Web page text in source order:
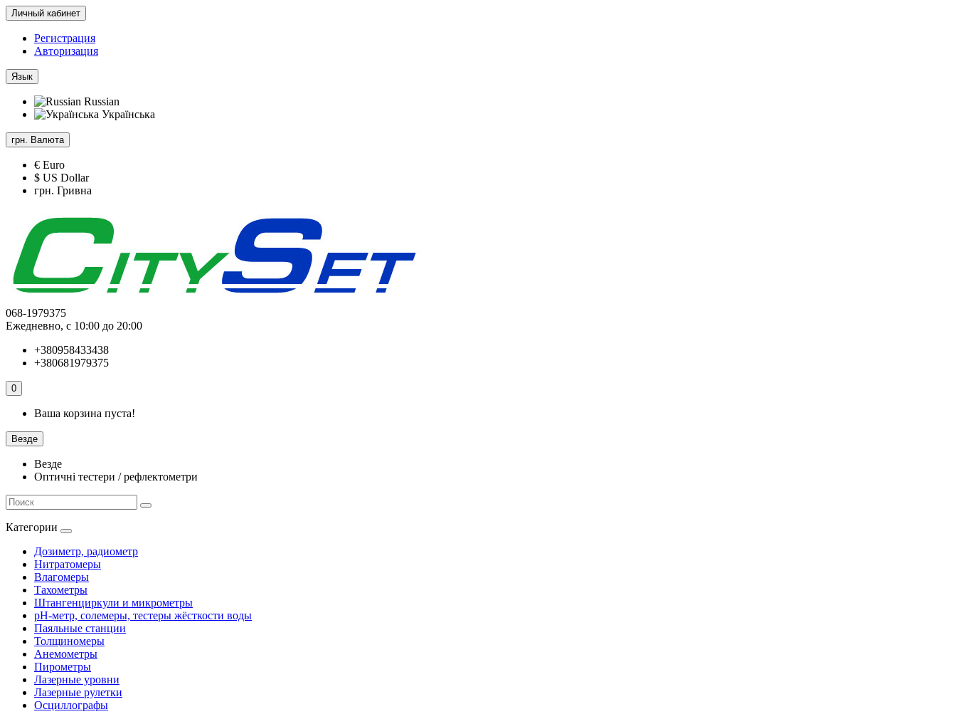
Личный кабинет
Регистрация
Авторизация
Язык
Russian
Українська
грн. Валюта
€ Euro
$ US Dollar
грн. Гривна
068-1979375
Ежедневно, с 10:00 до 20:00
+380958433438
+380681979375
0
Ваша корзина пуста!
Везде
Везде
Оптичні тестери / рефлектометри
Категории
Дозиметр, радиометр
Нитратомеры
Влагомеры
Тахометры
Штангенциркули и микрометры
pH-метр, солемеры, тестеры жёсткости воды
Паяльные станции
Толщиномеры
Анемометры
Пирометры
Лазерные уровни
Лазерные рулетки
Осциллографы